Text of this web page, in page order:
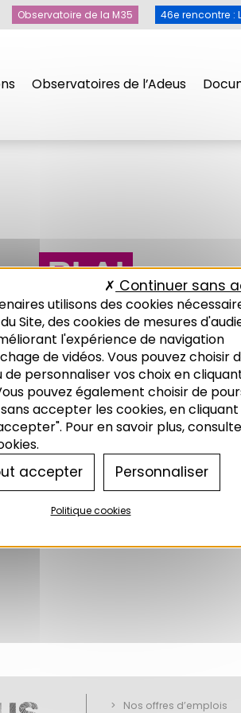
Observatoires de l’Adeus
Observatoire de la M35 46e rencontre :
PLAI
Nos offres d’emplois
utilisons des cookies
Site, des cookies de mesures
l'expérience de navigation
de vidéos. Vous pouvez choisir
personnaliser vos choix en
pouvez également choisir de
accepter les cookies, en cliquant
Pour en savoir plus,
accepter
Continuer sans
Personnaliser
Politique cookies